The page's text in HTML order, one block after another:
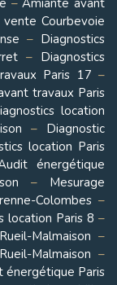
–Amiante avant
vente Courbevoie
– Diagnostics
– Diagnostics
Paris 17 –
travaux Paris
location
– Diagnostic
location Paris
énergétique
– Mesurage
Colombes–
location Paris 8 –
Malmaison –
Malmaison –
énergétique Paris